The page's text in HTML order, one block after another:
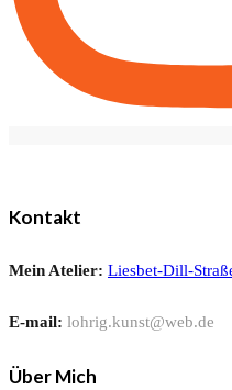
Kontakt
Mein Atelier: Liesbet-Dill-
E-mail: lohrig.kunst@web.de
Über Mich